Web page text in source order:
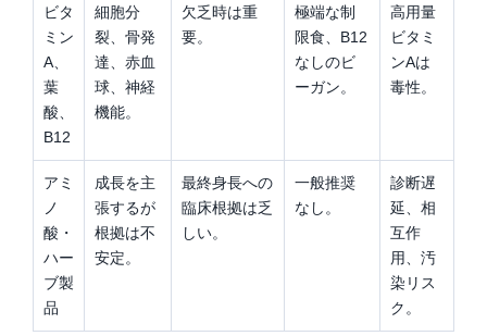
ビタ
ミン
A、
葉
酸、
B12
細胞分
裂、骨発
達、赤血
球、神経
機能。
欠乏時は重
要。
極端な制
限食、B12
なしのビ
ーガン。
高用量
ビタミ
ンAは
毒性。
アミ
ノ
酸・
ハー
ブ製
品
成長を主
張するが
根拠は不
安定。
最終身長への
臨床根拠は乏
しい。
一般推奨
なし。
診断遅
延、相
互作
用、汚
染リス
ク。